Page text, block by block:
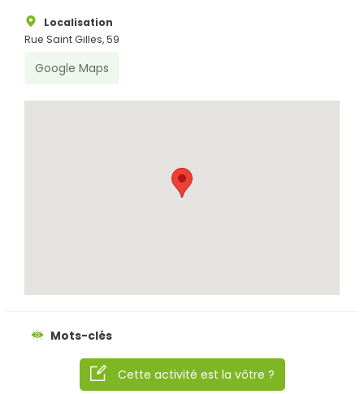
Localisation
Rue Saint Gilles, 59
Google Maps
Mots-clés
Cette activité est la vôtre ?